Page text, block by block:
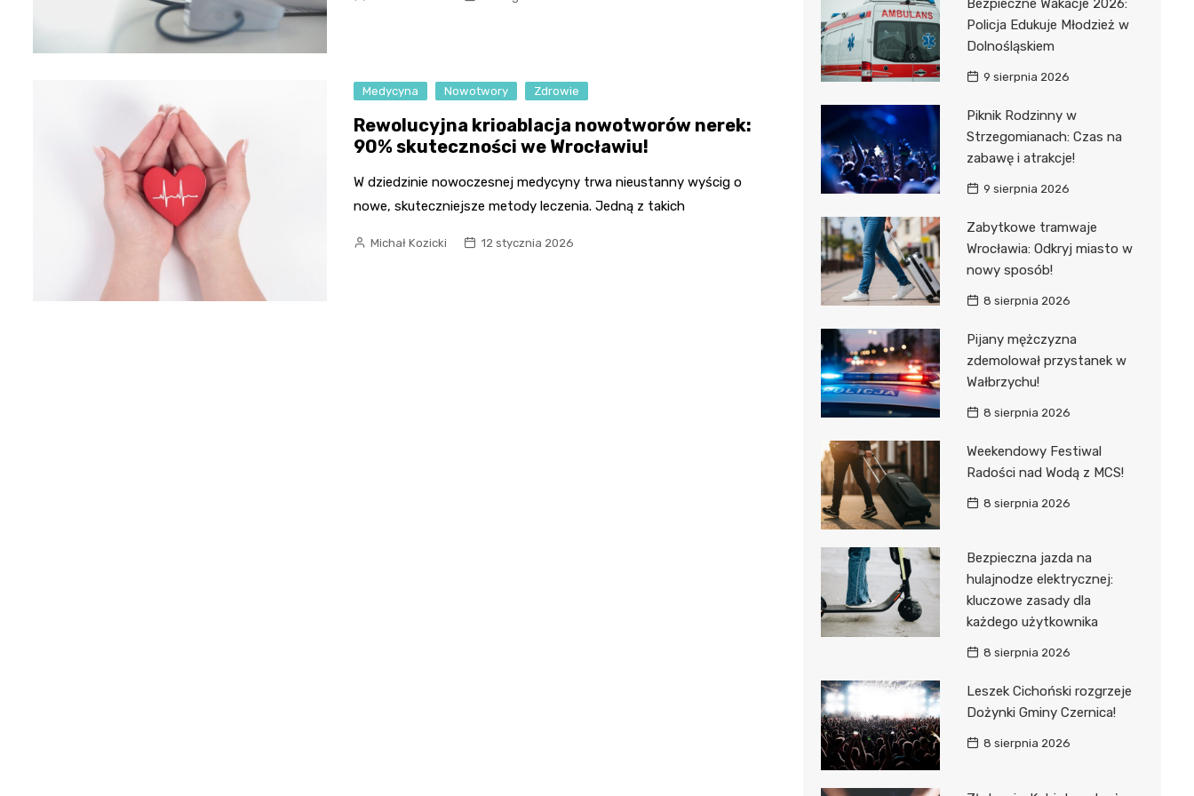
Medycyna Nowotwory Zdrowie
Rewolucyjna krioablacja nowotworów nerek:
90% skuteczności we Wrocławiu!
W dziedzinie nowoczesnej medycyny trwa nieustanny wyścig o
nowe, skuteczniejsze metody leczenia. Jedną z takich
Michał Kozicki 12 stycznia 2026
Bezpieczne Wakacje 2026:
Policja Edukuje Młodzież w
Dolnośląskiem
9 sierpnia 2026
Piknik Rodzinny w
Strzegomianach: Czas na
zabawę i atrakcje!
9 sierpnia 2026
Zabytkowe tramwaje
Wrocławia: Odkryj miasto w
nowy sposób!
8 sierpnia 2026
Pijany mężczyzna
zdemolował przystanek w
Wałbrzychu!
8 sierpnia 2026
Weekendowy Festiwal
Radości nad Wodą z MCS!
8 sierpnia 2026
Bezpieczna jazda na
hulajnodze elektrycznej:
kluczowe zasady dla
każdego użytkownika
8 sierpnia 2026
Leszek Cichoński rozgrzeje
Dożynki Gminy Czernica!
8 sierpnia 2026